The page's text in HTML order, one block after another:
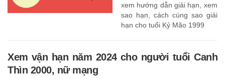
xem hướng dẫn giải hạn, xem
sao hạn, cách cúng sao giải
hạn cho tuổi Kỷ Mão 1999
Xem vận hạn năm 2024 cho người tuổi Canh
Thìn 2000, nữ mạng